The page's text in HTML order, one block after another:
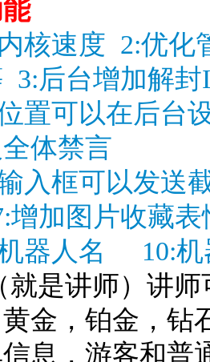
核速度 2:优化
3:后台增加解
置可以在后台
体禁言
入框可以发送
加图片收藏
机器人名 10:
就是讲师）讲
金，铂金，钻
息，游客和普